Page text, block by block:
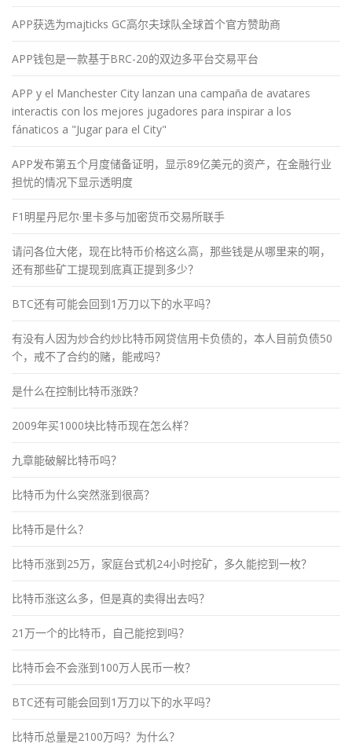
APP获选为majticks GC高尔夫球队全球首个官方赞助商
APP钱包是一款基于BRC-20的双边多平台交易平台
APP y el Manchester City lanzan una campaña de avatares
interactis con los mejores jugadores para inspirar a los
fánaticos a "Jugar para el City"
APP发布第五个月度储备证明，显示89亿美元的资产，在金融行业
担忧的情况下显示透明度
F1明星丹尼尔·里卡多与加密货币交易所联手
请问各位大佬，现在比特币价格这么高，那些钱是从哪里来的啊，
还有那些矿工提现到底真正提到多少？
BTC还有可能会回到1万刀以下的水平吗？
有没有人因为炒合约炒比特币网贷信用卡负债的，本人目前负债50
个，戒不了合约的赌，能戒吗？
是什么在控制比特币涨跌？
2009年买1000块比特币现在怎么样？
九章能破解比特币吗？
比特币为什么突然涨到很高？
比特币是什么？
比特币涨到25万，家庭台式机24小时挖矿，多久能挖到一枚？
比特币涨这么多，但是真的卖得出去吗？
21万一个的比特币，自己能挖到吗？
比特币会不会涨到100万人民币一枚？
BTC还有可能会回到1万刀以下的水平吗？
比特币总量是2100万吗？为什么？